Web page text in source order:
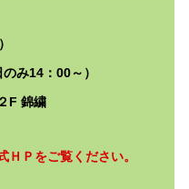
み14：00～）
F 錦繍
ＨＰをご覧ください。